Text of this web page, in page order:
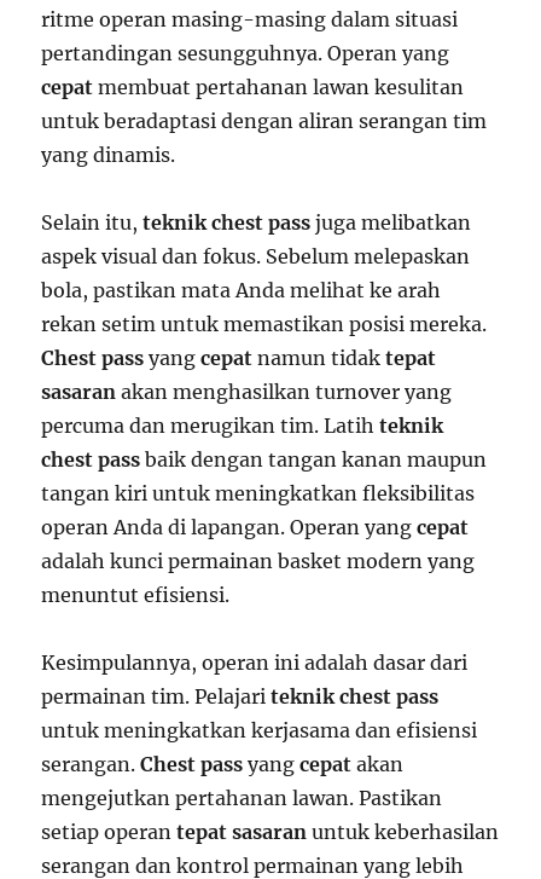
ritme operan masing-masing dalam situasi
pertandingan sesungguhnya. Operan yang
cepat membuat pertahanan lawan kesulitan
untuk beradaptasi dengan aliran serangan tim
yang dinamis.
Selain itu,teknik chest pass juga melibatkan
aspek visual dan fokus. Sebelum melepaskan
bola, pastikan mata Anda melihat ke arah
rekan setim untuk memastikan posisi mereka.
Chest pass yangcepat namun tidaktepat
sasaran akan menghasilkan turnover yang
percuma dan merugikan tim. Latihteknik
chest pass baik dengan tangan kanan maupun
tangan kiri untuk meningkatkan fleksibilitas
operan Anda di lapangan. Operan yangcepat
adalah kunci permainan basket modern yang
menuntut efisiensi.
Kesimpulannya, operan ini adalah dasar dari
permainan tim. Pelajariteknik chest pass
untuk meningkatkan kerjasama dan efisiensi
serangan.Chest pass yangcepat akan
mengejutkan pertahanan lawan. Pastikan
setiap operantepat sasaran untuk keberhasilan
serangan dan kontrol permainan yang lebih